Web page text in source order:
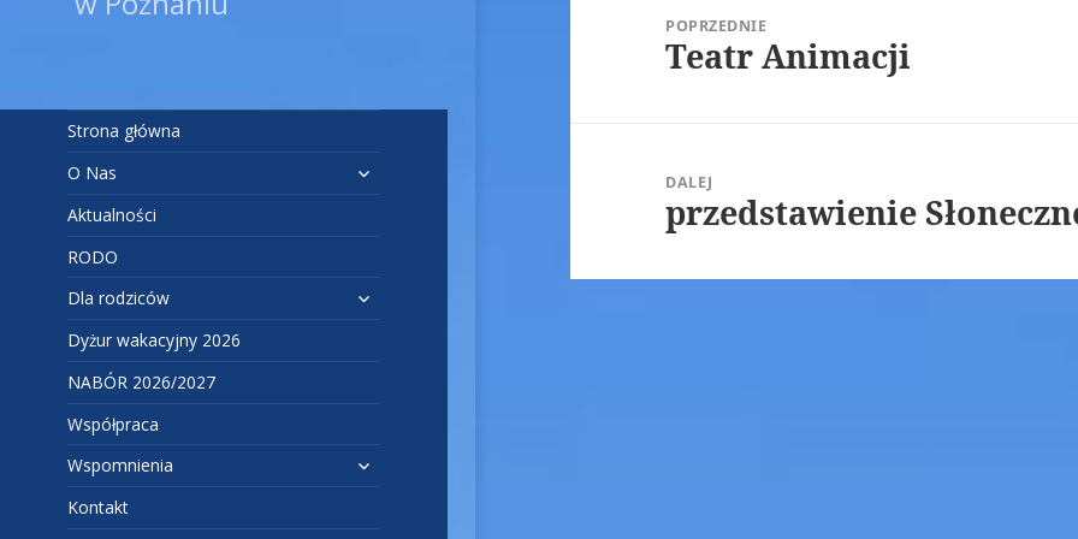
Strona główna
O Nas
rozwiń
menu
Aktualności
RODO
Dla rodziców
rozwiń
menu
Dyżur wakacyjny 2026
NABÓR 2026/2027
Współpraca
Wspomnienia
rozwiń
menu
Kontakt
POPRZEDNIE
Poprzedni
Teatr Animacji
DALEJ
Następny
wpis:
przedstawienie